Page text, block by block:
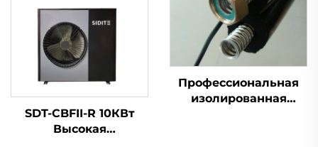
расчёта 0.025 для
систем с двойным
теплообменником,
пластиковый
Тепловой насос
SDT-CBFII-R 10КВт
Высокая
Профессиональная
изолированная